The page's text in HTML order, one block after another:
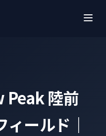
Peak 陸前
ールド｜